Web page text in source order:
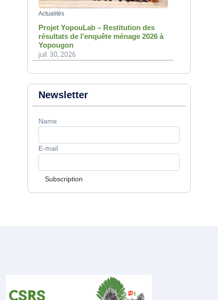
Actualités
Projet YopouLab – Restitution des
résultats de l’enquête ménage 2026 à
Yopougon
juil. 30, 2026
Newsletter
Name
E-mail
Subscription